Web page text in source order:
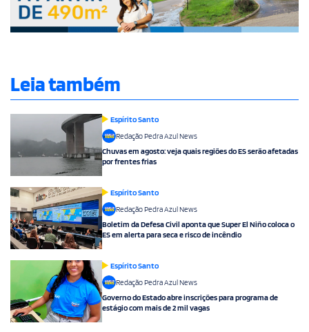
Leia também
Espírito Santo
Redação Pedra Azul News
Chuvas em agosto: veja quais regiões do ES serão afetadas
por frentes frias
Espírito Santo
Redação Pedra Azul News
Boletim da Defesa Civil aponta que Super El Niño coloca o
ES em alerta para seca e risco de incêndio
Espírito Santo
Redação Pedra Azul News
Governo do Estado abre inscrições para programa de
estágio com mais de 2 mil vagas